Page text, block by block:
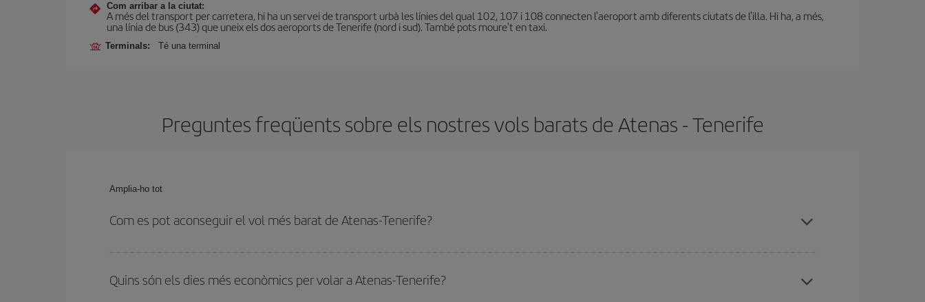
Com arribar a la ciutat:
A més del transport per carretera, hi ha un servei de transport urbà les línies del qual 102, 107 i 108 connecten l'aeroport amb diferents ciutats de l'illa. Hi ha, a més,
una línia de bus (343) que uneix els dos aeroports de Tenerife (nord i sud). També pots moure't en taxi.
Terminals: Té una terminal
Preguntes freqüents sobre els nostres vols barats de Atenas - Tenerife
Amplia-ho tot
Com es pot aconseguir el vol més barat de Atenas-Tenerife?
flexibilitat amb les dates i els horaris d'anada i tornada.
Quins són els dies més econòmics per volar a Atenas-Tenerife?